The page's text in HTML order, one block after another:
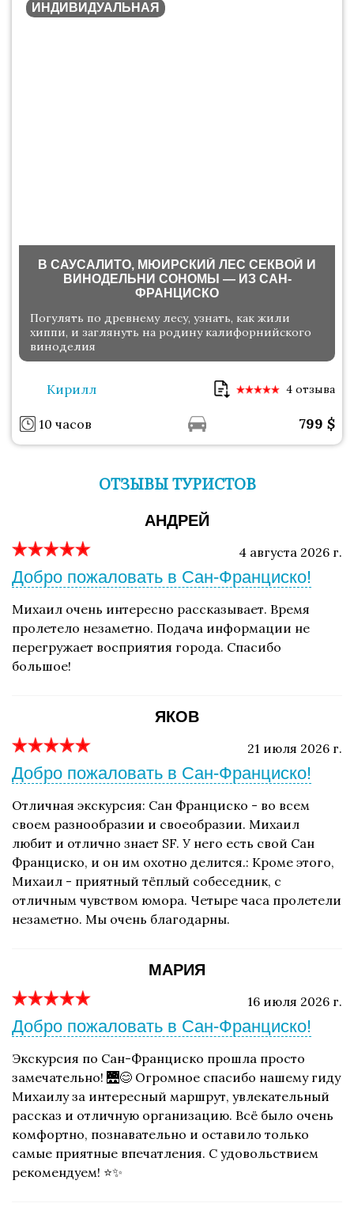
ИНДИВИДУАЛЬНАЯ
В САУСАЛИТО, МЮИРСКИЙ ЛЕС СЕКВОЙ И
ВИНОДЕЛЬНИ СОНОМЫ — ИЗ САН-
ФРАНЦИСКО
Погулять по древнему лесу, узнать, как жили
хиппи, и заглянуть на родину калифорнийского
виноделия
Кирилл 4 отзыва
10 часов 799 $
ОТЗЫВЫ ТУРИСТОВ
АНДРЕЙ
4 августа 2026 г.
Добро пожаловать в Сан-Франциско!
Михаил очень интересно рассказывает. Время
пролетело незаметно. Подача информации не
перегружает восприятия города. Спасибо
большое!
ЯКОВ
21 июля 2026 г.
Добро пожаловать в Сан-Франциско!
Отличная экскурсия: Сан Франциско - во всем
своем разнообразии и своеобразии. Михаил
любит и отлично знает SF. У него есть свой Сан
Франциско, и он им охотно делится.: Кроме этого,
Михаил - приятный тёплый собеседник, с
отличным чувством юмора. Четыре часа пролетели
незаметно. Мы очень благодарны.
МАРИЯ
16 июля 2026 г.
Добро пожаловать в Сан-Франциско!
Экскурсия по Сан-Франциско прошла просто
замечательно! 🌉😊 Огромное спасибо нашему гиду
Михаилу за интересный маршрут, увлекательный
рассказ и отличную организацию. Всё было очень
комфортно, познавательно и оставило только
самые приятные впечатления. С удовольствием
рекомендуем! ⭐️✨